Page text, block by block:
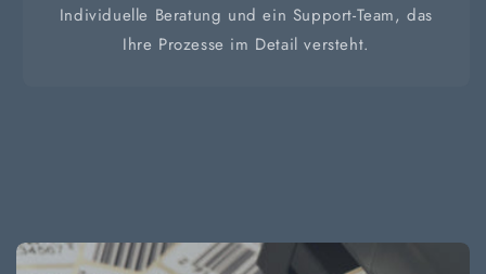
Individuelle Beratung und ein Support-Team, das
Ihre Prozesse im Detail versteht.